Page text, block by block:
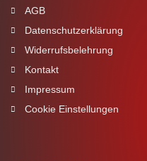
AGB
Datenschutzerklärung
Widerrufsbelehrung
Kontakt
Impressum
Cookie Einstellungen